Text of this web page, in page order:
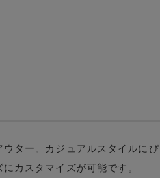
ター。カジュアルスタイルにぴ
カスタマイズが可能です。